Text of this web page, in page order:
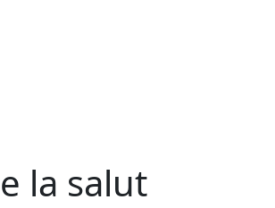
la salut